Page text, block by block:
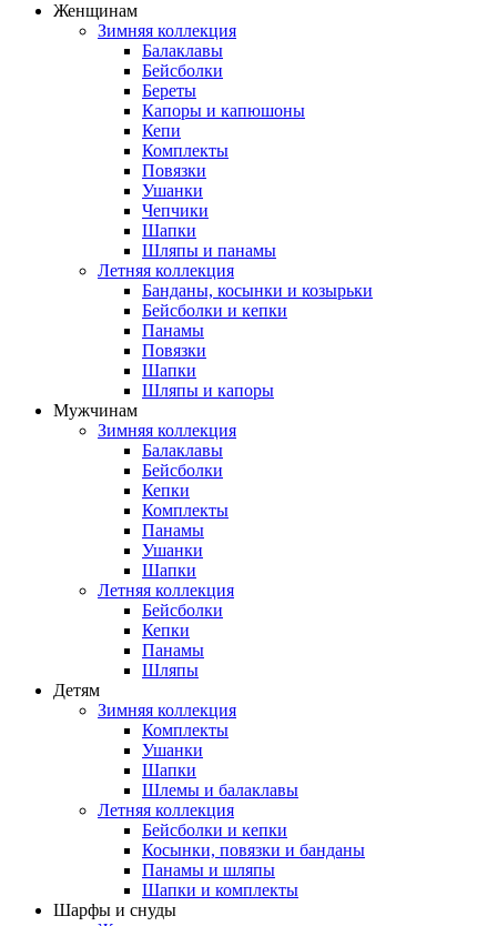
Женщинам
Зимняя коллекция
Балаклавы
Бейсболки
Береты
Капоры и капюшоны
Кепи
Комплекты
Повязки
Ушанки
Чепчики
Шапки
Шляпы и панамы
Летняя коллекция
Банданы, косынки и козырьки
Бейсболки и кепки
Панамы
Повязки
Шапки
Шляпы и капоры
Мужчинам
Зимняя коллекция
Балаклавы
Бейсболки
Кепки
Комплекты
Панамы
Ушанки
Шапки
Летняя коллекция
Бейсболки
Кепки
Панамы
Шляпы
Детям
Зимняя коллекция
Комплекты
Ушанки
Шапки
Шлемы и балаклавы
Летняя коллекция
Бейсболки и кепки
Косынки, повязки и банданы
Панамы и шляпы
Шапки и комплекты
Шарфы и снуды